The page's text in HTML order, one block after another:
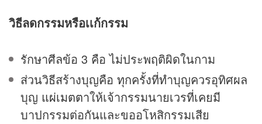
วิธีลดกรรมหรือเเก้กรรม
รักษาศีลข้อ 3 คือ ไม่ประพฤติผิดในกาม
ส่วนวิธีสร้างบุญคือ ทุกครั้งที่ทำบุญควรอุทิศผล
บุญ แผ่เมตตาให้เจ้ากรรมนายเวรที่เคยมี
บาปกรรมต่อกันและขออโหสิกรรมเสีย